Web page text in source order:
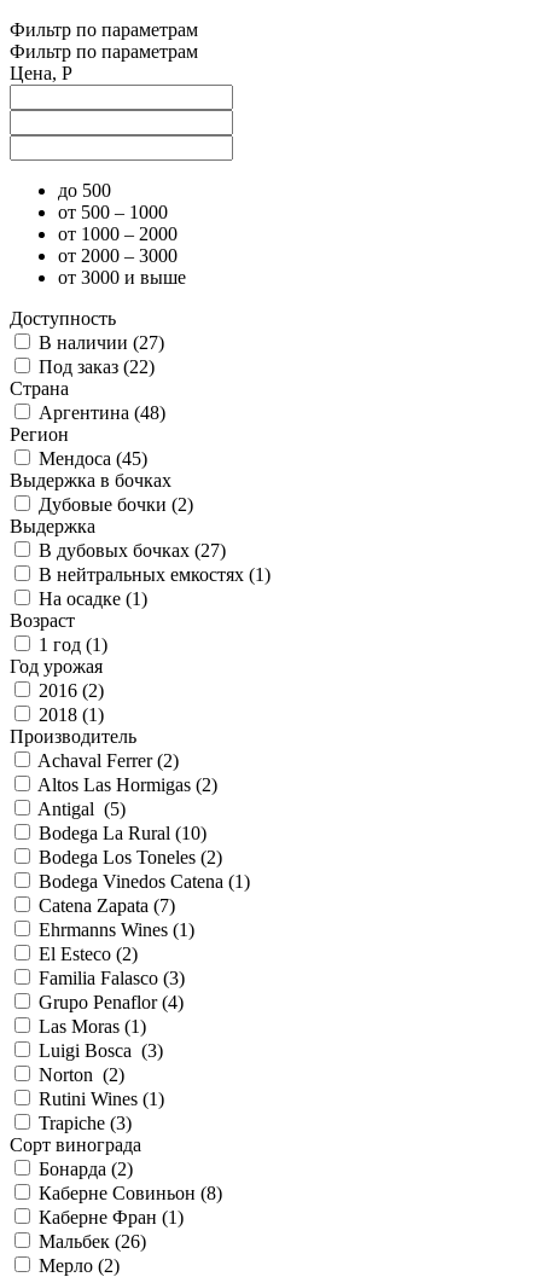
Фильтр по параметрам
Фильтр по параметрам
Цена, Р
до 500
от 500 – 1000
от 1000 – 2000
от 2000 – 3000
от 3000 и выше
Доступность
В наличии (27)
Под заказ (22)
Страна
Аргентина (48)
Регион
Мендоса (45)
Выдержка в бочках
Дубовые бочки (2)
Выдержка
В дубовых бочках (27)
В нейтральных емкостях (1)
На осадке (1)
Возраст
1 год (1)
Год урожая
2016 (2)
2018 (1)
Производитель
Achaval Ferrer (2)
Altos Las Hormigas (2)
Antigal (5)
Bodega La Rural (10)
Bodega Los Toneles (2)
Bodega Vinedos Catena (1)
Catena Zapata (7)
Ehrmanns Wines (1)
El Esteco (2)
Familia Falasco (3)
Grupo Penaflor (4)
Las Моras (1)
Luigi Bosca (3)
Norton (2)
Rutini Wines (1)
Trapiche (3)
Сорт винограда
Бонарда (2)
Каберне Совиньон (8)
Каберне Фран (1)
Мальбек (26)
Мерло (2)